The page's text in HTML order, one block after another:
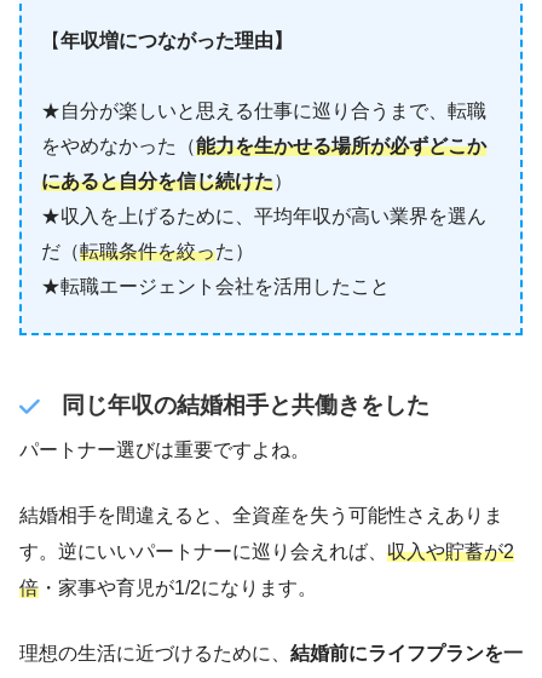
【年収増につながった理由】
★自分が楽しいと思える仕事に巡り合うまで、転職
をやめなかった（能力を生かせる場所が必ずどこか
にあると自分を信じ続けた）
★収入を上げるために、平均年収が高い業界を選ん
だ（転職条件を絞った）
★転職エージェント会社を活用したこと
同じ年収の結婚相手と共働きをした
パートナー選びは重要ですよね。
結婚相手を間違えると、全資産を失う可能性さえありま
す。逆にいいパートナーに巡り会えれば、 収入や貯蓄が2
倍 ・家事や育児が1/2になります。
理想の生活に近づけるために、 結婚前にライフプランを一